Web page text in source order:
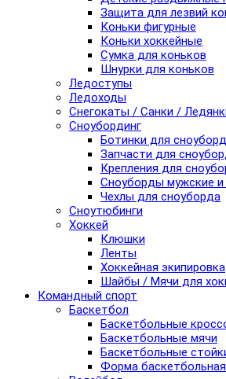
Защита для лезвий
Коньки фигурные
Коньки хоккейные
Сумка для коньков
Шнурки для коньков
Ледоступы
Ледоходы
Снегокаты / Санки /
Сноубординг
Ботинки для
Запчасти для
Крепления для
Сноуборды мужские и
Чехлы для сноуборда
Сноутюбинги
Хоккей
Клюшки
Ленты
Хоккейная экипировка
Шайбы / Мячи для
Командный спорт
Баскетбол
Баскетбольные
Баскетбольные мячи
Баскетбольные
Форма баскетбольная